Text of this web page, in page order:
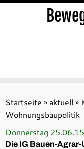
Inhalt
springen
Startseite » aktuell »
Wohnungsbaupolitik
Donnerstag
Die IG Bauen-